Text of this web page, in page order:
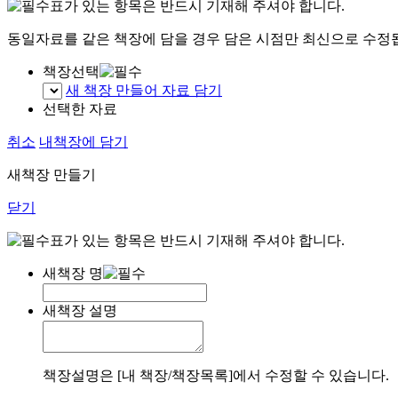
표가 있는 항목은 반드시 기재해 주셔야 합니다.
동일자료를 같은 책장에 담을 경우 담은 시점만 최신으로 수정
책장선택
새 책장 만들어 자료 담기
선택한 자료
취소 내책장에 담기
새책장 만들기
닫기
표가 있는 항목은 반드시 기재해 주셔야 합니다.
새책장 명
새책장 설명
책장설명은 [내 책장/책장목록]에서 수정할 수 있습니다.